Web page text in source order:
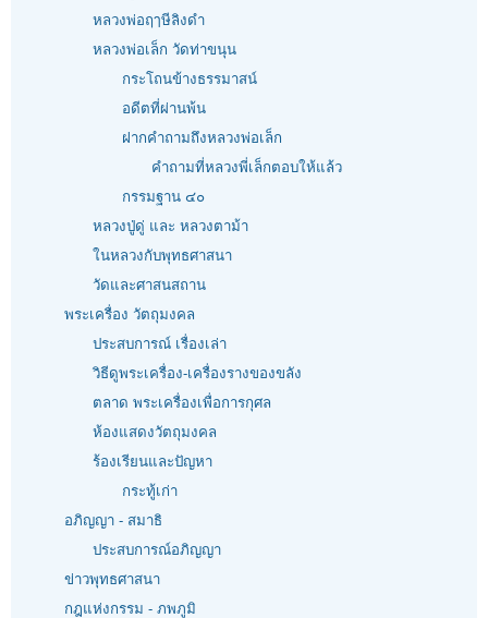
หลวงพ่อฤๅษีลิงดำ
หลวงพ่อเล็ก วัดท่าขนุน
กระโถนข้างธรรมาสน์
อดีตที่ผ่านพ้น
ฝากคำถามถึงหลวงพ่อเล็ก
คำถามที่หลวงพี่เล็กตอบให้แล้ว
กรรมฐาน ๔๐
หลวงปู่ดู่ และ หลวงตาม้า
ในหลวงกับพุทธศาสนา
วัดและศาสนสถาน
พระเครื่อง วัตถุมงคล
ประสบการณ์ เรื่องเล่า
วิธีดูพระเครื่อง-เครื่องรางของขลัง
ตลาด พระเครื่องเพื่อการกุศล
ห้องแสดงวัตถุมงคล
ร้องเรียนและปัญหา
กระทู้เก่า
อภิญญา - สมาธิ
ประสบการณ์อภิญญา
ข่าวพุทธศาสนา
กฎแห่งกรรม - ภพภูมิ